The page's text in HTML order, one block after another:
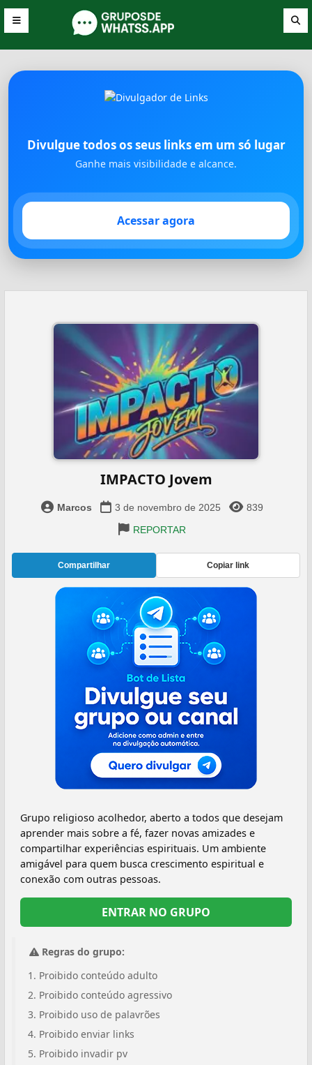
Divulgue todos os seus links em um só lugar
Ganhe mais visibilidade e alcance.
Acessar agora
IMPACTO Jovem
Marcos 3 de novembro de 2025
839
REPORTAR
Compartilhar Copiar link
Grupo religioso acolhedor, aberto a todos que desejam
aprender mais sobre a fé, fazer novas amizades e
compartilhar experiências espirituais. Um ambiente
amigável para quem busca crescimento espiritual e
conexão com outras pessoas.
ENTRAR NO GRUPO
Regras do grupo:
Proibido conteúdo adulto
Proibido conteúdo agressivo
Proibido uso de palavrões
Proibido enviar links
Proibido invadir pv